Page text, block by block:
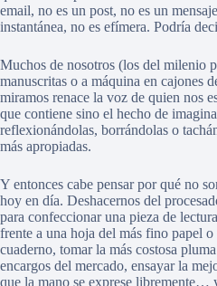
email, no es un post, no es un
instantánea, no es efímera. Podría
Muchos de nosotros (los del milenio
manuscritas o a máquina en cajones
miramos renace la voz de quien nos
que contiene sino el hecho de
reflexionándolas, borrándolas o
más apropiadas.
Y entonces cabe pensar por qué no
hoy en día. Deshacernos del
para confeccionar una pieza de
frente a una hoja del más fino papel o
cuaderno, tomar la más costosa
encargos del mercado, ensayar la
que la mano se exprese libremente…